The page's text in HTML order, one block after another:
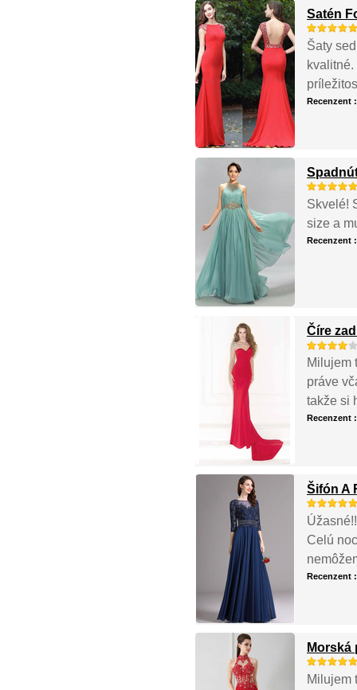
Satén
Šaty
Recenzent
Skvelé!
size a
Recenzent
Číre
Milujem
práve
takže si
Recenzent
Šifón A
Celú
Recenzent
Morská
Milujem